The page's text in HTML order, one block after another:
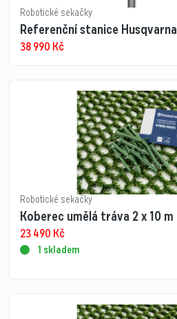
Robotické sekačky
Referenční stanice Husqvarna
38 990 Kč
Robotické sekačky
Koberec umělá tráva 2 x 10 m
23 490 Kč
1 skladem